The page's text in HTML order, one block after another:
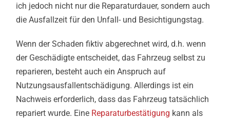
ich jedoch nicht nur die Reparaturdauer, sondern auch
die Ausfallzeit für den Unfall- und Besichtigungstag.
Wenn der Schaden fiktiv abgerechnet wird, d.h. wenn
der Geschädigte entscheidet, das Fahrzeug selbst zu
reparieren, besteht auch ein Anspruch auf
Nutzungsausfallentschädigung. Allerdings ist ein
Nachweis erforderlich, dass das Fahrzeug tatsächlich
repariert wurde. Eine Reparaturbestätigung kann als